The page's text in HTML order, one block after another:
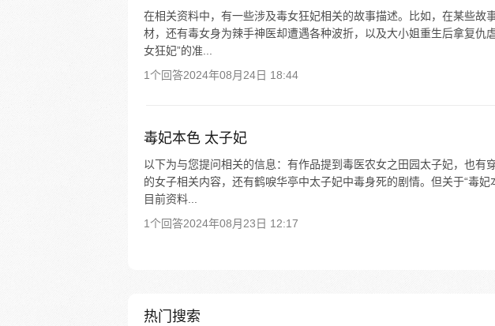
在相关资料中，有一些涉及毒女狂妃相关的故事描述。比如，在某些故
材，还有毒女身为辣手神医却遭遇各种波折，以及大小姐重生后拿复仇
女狂妃”的准...
1个回答2024年08月24日 18:44
毒妃本色 太子妃
以下为与您提问相关的信息：有作品提到毒医农女之田园太子妃，也有
的女子相关内容，还有鹤唳华亭中太子妃中毒身死的剧情。但关于“毒妃
目前资料...
1个回答2024年08月23日 12:17
热门搜索